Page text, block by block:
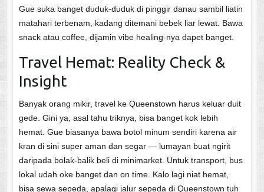
Gue suka banget duduk-duduk di pinggir danau sambil liatin
matahari terbenam, kadang ditemani bebek liar lewat. Bawa
snack atau coffee, dijamin vibe healing-nya dapet banget.
Travel Hemat: Reality Check &
Insight
Banyak orang mikir, travel ke Queenstown harus keluar duit
gede. Gini ya, asal tahu triknya, bisa banget kok lebih
hemat. Gue biasanya bawa botol minum sendiri karena air
kran di sini super aman dan segar — lumayan buat ngirit
daripada bolak-balik beli di minimarket. Untuk transport, bus
lokal udah oke banget dan on time. Kalo lagi niat hemat,
bisa sewa sepeda, apalagi jalur sepeda di Queenstown tuh